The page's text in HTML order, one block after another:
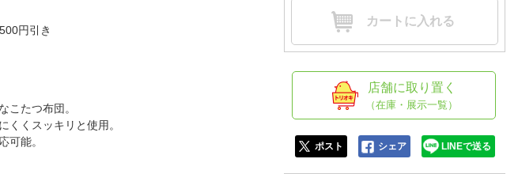
円引き
こたつ布団。
くくスッキリと使用。
可能。
カートに入れる
店舗に取り置く
（在庫・展示一覧）
ポスト シェア LINEで送る